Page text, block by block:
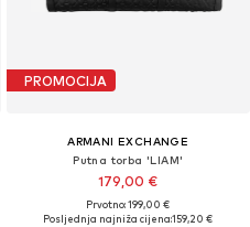
PROMOCIJA
ARMANI EXCHANGE
Putna torba 'LIAM'
179,00 €
Prvotno: 199,00 €
Posljednja najniža cijena:159,20 €